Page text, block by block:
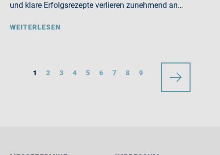
und klare Erfolgsrezepte verlieren zunehmend an…
WEITERLESEN
1 2 3 4 5 6 7 8 9